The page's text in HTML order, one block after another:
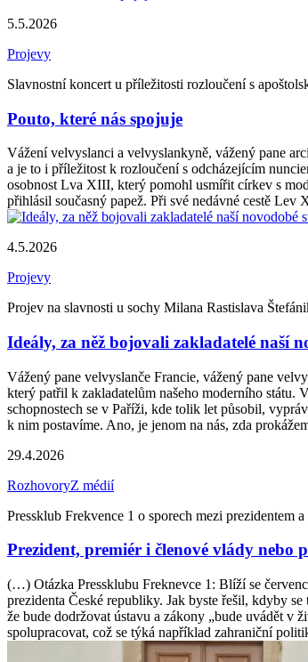
5.5.2026
Projevy
Slavnostní koncert u příležitosti rozloučení s
Pouto, které nás spojuje
Vážení velvyslanci a velvyslankyně, vážený pane
a je to i příležitost k rozloučení s odcházejícím
osobnost Lva XIII, který pomohl usmířit církev s
přihlásil současný papež. Při své nedávné cestě
4.5.2026
Projevy
Projev na slavnosti u sochy Milana Rastislava
Ideály, za něž bojovali zakladatelé naší
Vážený pane velvyslanče Francie, vážený pane
který patřil k zakladatelům našeho moderního
schopnostech se v Paříži, kde tolik let působil,
k nim postavíme. Ano, je jenom na nás, zda
29.4.2026
RozhovoryZ médií
Pressklub Frekvence 1 o sporech mezi prezidentem
Prezident, premiér i členové vlády
(…) Otázka Pressklubu Freknevce 1: Blíží se
prezidenta České republiky. Jak byste řešil, kdyby
že bude dodržovat ústavu a zákony „bude uvádět v
spolupracovat, což se týká například zahraniční